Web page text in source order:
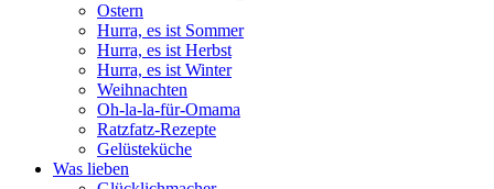
Ostern
Hurra, es ist Sommer
Hurra, es ist Herbst
Hurra, es ist Winter
Weihnachten
Oh-la-la-für-Omama
Ratzfatz-Rezepte
Gelüsteküche
Was lieben